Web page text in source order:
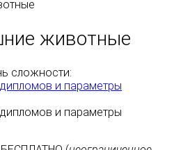
животные
сложности:
и параметры
и параметры